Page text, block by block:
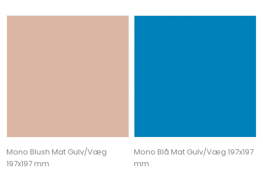
Mono Blush Mat Gulv/Væg
197x197 mm
Mono Blå Mat Gulv/Væg 197x197
mm